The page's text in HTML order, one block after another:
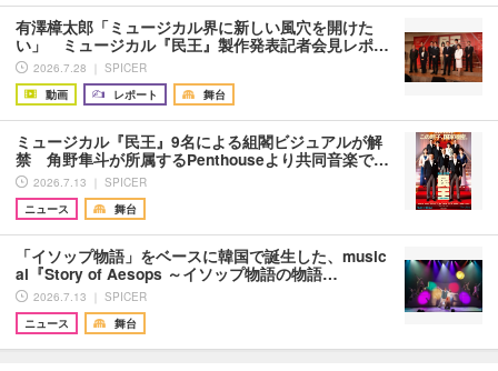
有澤樟太郎「ミュージカル界に新しい風穴を開けた
い」 ミュージカル『民王』製作発表記者会見レポ…
2026.7.28 ｜ SPICER
動画
レポート 舞台
ミュージカル『民王』9名による組閣ビジュアルが解
禁 角野隼斗が所属するPenthouseより共同音楽で…
2026.7.13 ｜ SPICER
ニュース
舞台
「イソップ物語」をベースに韓国で誕生した、music
al『Story of Aesops ～イソップ物語の物語…
2026.7.13 ｜ SPICER
ニュース
舞台